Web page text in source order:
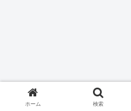
ホーム 検索